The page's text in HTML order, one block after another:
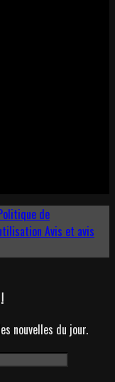
de
Avis et avis
nouvelles du jour.